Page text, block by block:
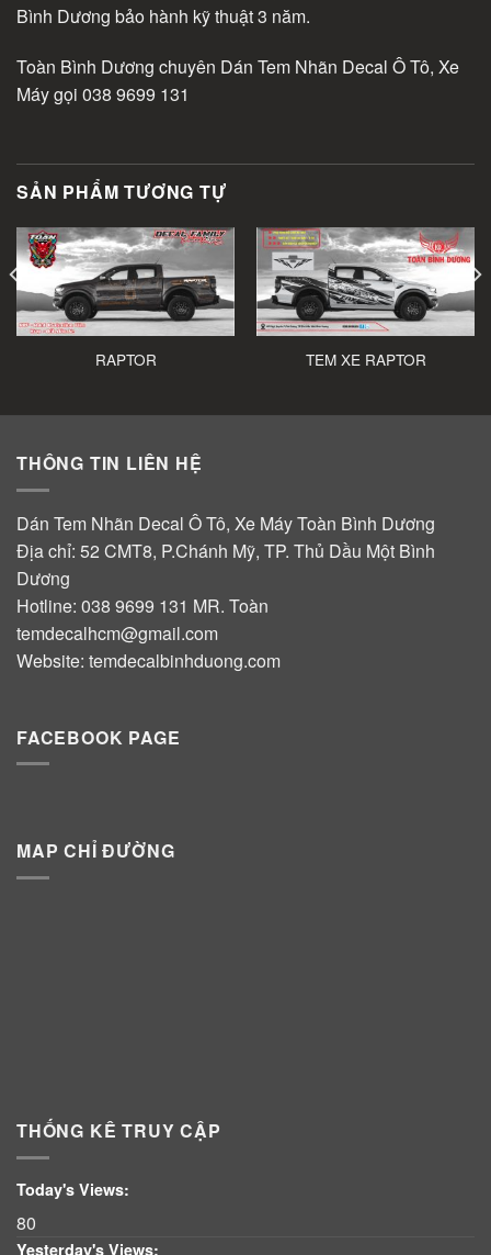
Bình Dương bảo hành kỹ thuật 3 năm.
Toàn Bình Dương chuyên Dán Tem Nhãn Decal Ô Tô, Xe
Máy gọi 038 9699 131
SẢN PHẨM TƯƠNG TỰ
RAPTOR TEM XE RAPTOR
THÔNG TIN LIÊN HỆ
Dán Tem Nhãn Decal Ô Tô, Xe Máy Toàn Bình Dương
Địa chỉ: 52 CMT8, P.Chánh Mỹ, TP. Thủ Dầu Một Bình
Dương
Hotline: 038 9699 131 MR. Toàn
temdecalhcm@gmail.com
Website: temdecalbinhduong.com
FACEBOOK PAGE
MAP CHỈ ĐƯỜNG
THỐNG KÊ TRUY CẬP
Today's Views:
80
Yesterday's Views: